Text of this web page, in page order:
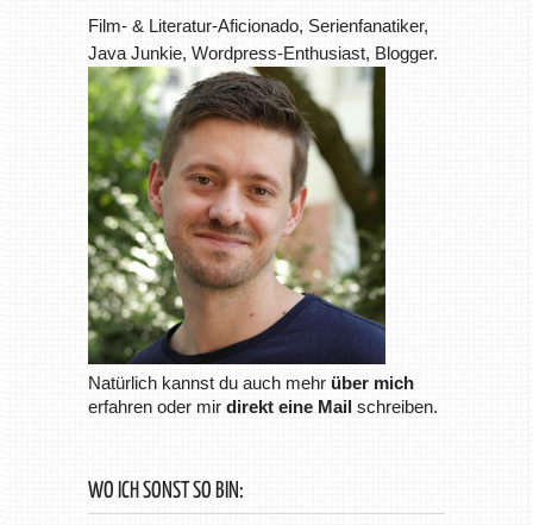
Film- & Literatur-Aficionado, Serienfanatiker,
Java Junkie, Wordpress-Enthusiast, Blogger.
Natürlich kannst du auch mehr über mich
erfahren oder mir direkt eine Mail schreiben.
WO ICH SONST SO BIN: